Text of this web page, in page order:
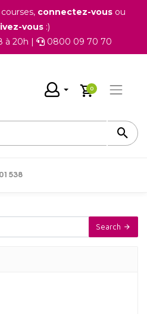
connectez-vousou
vous:)
à 20h |
0800 09 70 70
0
Search